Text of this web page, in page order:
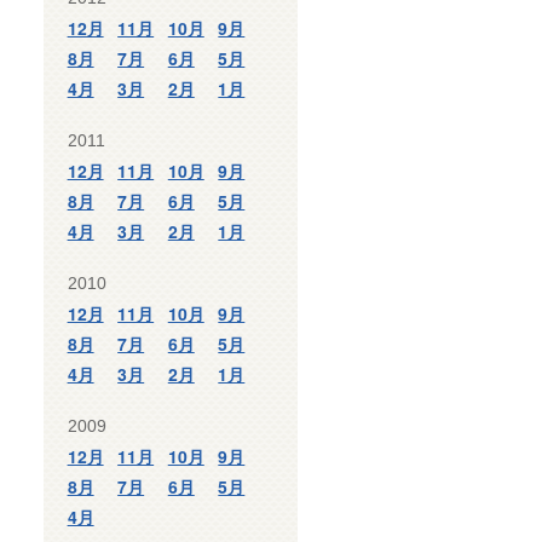
12月 11月 10月
9月
8月
7月 6月
5月
4月
3月 2月 1月
2011
12月 11月 10月
9月
8月
7月 6月
5月
4月
3月 2月 1月
2010
12月 11月 10月
9月
8月
7月 6月
5月
4月
3月 2月 1月
2009
12月 11月 10月
9月
8月
7月 6月
5月
4月